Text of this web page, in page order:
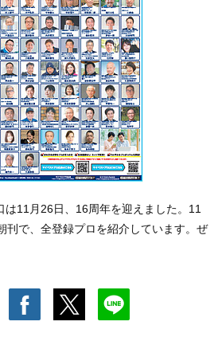
は11月26日、16周年を迎えました。11
刊で、全登録プロを紹介しています。ぜ